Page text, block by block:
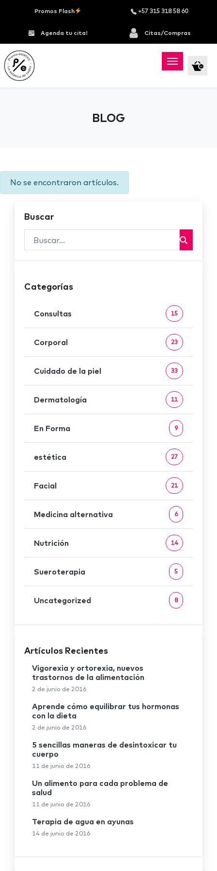
Promos Flash +57 315 318 58 60
Agenda tu cita! Citas/Compras
BLOG
No se encontraron artículos.
Buscar
Categorías
Consultas 15
Corporal 23
Cuidado de la piel 33
Dermatología 11
En Forma 9
estética 27
Facial 21
Medicina alternativa 6
Nutrición 14
Sueroterapia 5
Uncategorized 8
Artículos Recientes
Vigorexia y ortorexia, nuevos
trastornos de la alimentación
2 de junio de 2016
Aprende cómo equilibrar tus hormonas
con la dieta
2 de junio de 2016
5 sencillas maneras de desintoxicar tu
cuerpo
11 de junio de 2016
Un alimento para cada problema de
salud
11 de junio de 2016
Terapia de agua en ayunas
14 de junio de 2016